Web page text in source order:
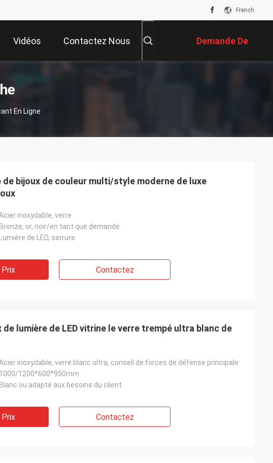
French
Vidéos Contactez Nous Demande De
Soumission
En Ligne
de bijoux de couleur multi/style moderne de luxe
inoxydable, verre
Bronze, or, noir/en tant que demande
Lumière de LED, serrure
Contactez
de lumière de LED vitrine le verre trempé ultra blanc de
inoxydable, verre blanc ultra, conseil de forces de défense principale
1000/1200*600*950mm
Blanc ou adapté aux besoins du client
Contactez